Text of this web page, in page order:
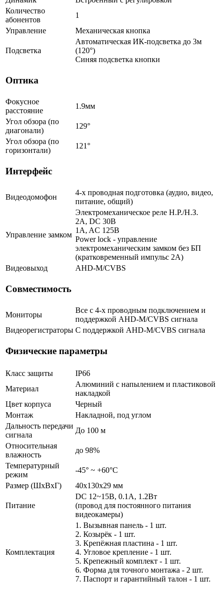
Количество
абонентов
1
Управление
Механическая кнопка
Подсветка
Автоматическая ИК-подсветка до 3м
(120°)
Синяя подсветка кнопки
Оптика
Фокусное
расстояние
1.9мм
Угол обзора (по
диагонали)
129°
Угол обзора (по
горизонтали)
121°
Интерфейс
Видеодомофон
4-х проводная подготовка (аудио, видео,
питание, общий)
Управление замком
Электромеханическое реле Н.Р./Н.З.
2A, DC 30В
1A, AC 125В
Power lock - управление
электромеханическим замком без БП
(кратковременный импульс 2A)
Видеовыход
AHD-M/CVBS
Совместимость
Мониторы
Все с 4-х проводным подключением и
поддержкой AHD-M/CVBS сигнала
Видеорегистраторы С поддержкой AHD-M/CVBS сигнала
Физические параметры
Класс защиты
IP66
Материал
Алюминий с напылением и пластиковой
накладкой
Цвет корпуса
Черный
Монтаж
Накладной, под углом
Дальность передачи
сигнала
До 100 м
Относительная
влажность
до 98%
Температурный
режим
-45° ~ +60°С
Размер (ШxВxГ)
40x130x29 мм
Питание
DC 12~15В, 0.1А, 1.2Вт
(провод для постоянного питания
видеокамеры)
Комплектация
1. Вызывная панель - 1 шт.
2. Козырёк - 1 шт.
3. Крепёжная пластина - 1 шт.
4. Угловое крепление - 1 шт.
5. Крепежный комплект - 1 шт.
6. Форма для точного монтажа - 2 шт.
7. Паспорт и гарантийный талон - 1 шт.